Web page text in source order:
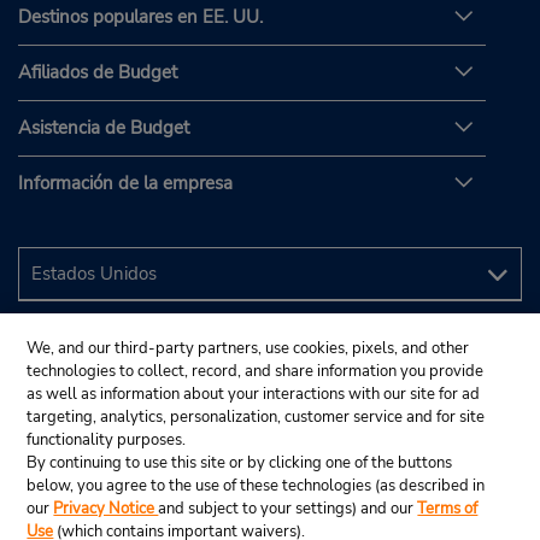
Destinos populares en EE. UU.
Afiliados de Budget
Asistencia de Budget
Información de la empresa
We, and our third-party partners, use cookies, pixels, and other
technologies to collect, record, and share information you provide
as well as information about your interactions with our site for ad
targeting, analytics, personalization, customer service and for site
functionality purposes.
By continuing to use this site or by clicking one of the buttons
below, you agree to the use of these technologies (as described in
our Privacy Noticeand subject to your settings) and ourTerms of
Use (which contains important waivers).